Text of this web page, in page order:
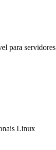
para servidores
Linux